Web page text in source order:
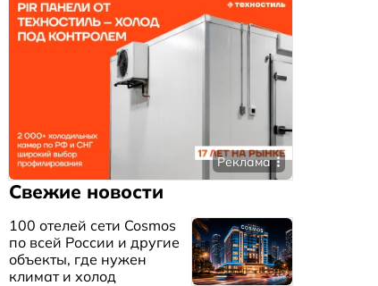
Реклама
Свежие новости
100 отелей сети Cosmos
по всей России и другие
объекты, где нужен
климат и холод